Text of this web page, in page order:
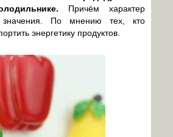
Причём характер
значения. По мнению тех, кто
энергетику продуктов.